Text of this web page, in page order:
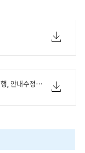
220615)청약서(220601개정시행, 안내수정).pdf